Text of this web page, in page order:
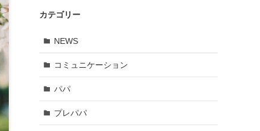
カテゴリー
NEWS
コミュニケーション
パパ
プレパパ